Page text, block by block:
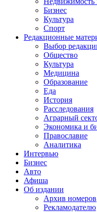
Бизнес
Культура
Спорт
Редакционные
Выбор
Общество
Культура
Медицина
Образование
Еда
История
Расследования
Аграрный
Экономика и
Православие
Аналитика
Интервью
Бизнес
Авто
Афиша
Об издании
Архив номеров
Рекламодателю